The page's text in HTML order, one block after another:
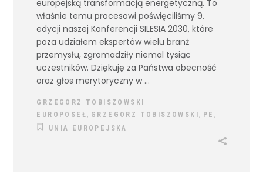
europejską transformacją energetyczną. To
właśnie temu procesowi poświęciliśmy 9.
edycji naszej Konferencji SILESIA 2030, które
poza udziałem ekspertów wielu branż
przemysłu, zgromadziły niemal tysiąc
uczestników. Dziękuję za Państwa obecność
oraz głos merytoryczny w
GRZEGORZ TOBISZOWSKI
EUROPOSEŁ , GRZEGORZ TOBISZOWSKI, PE ,
UNIA EUROPEJSKA